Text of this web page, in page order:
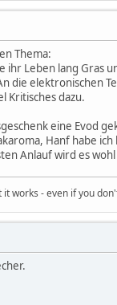
Thema:
ihr Leben lang Gras
die elektronischen
Kritisches dazu.
eine Evod
Hanf habe
Anlauf wird es
works - even if you